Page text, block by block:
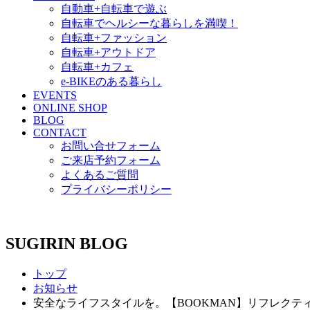
自動車+自転車で遊ぶ
自転車でヘルシーな暮らしを満喫！
自転車+ファッション
自転車+アウトドア
自転車+カフェ
e-BIKEのある暮らし
EVENTS
ONLINE SHOP
BLOG
CONTACT
お問い合せフォーム
ご来店予約フォーム
よくあるご質問
プライバシーポリシー
SUGIRIN BLOG
トップ
お知らせ
安全なライフスタイルを。【BOOKMAN】リフレクテ